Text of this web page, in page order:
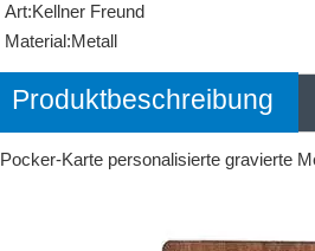
Art:Kellner Freund
Material:Metall
Produktbeschreibung
Pocker-Karte personalisierte gravierte